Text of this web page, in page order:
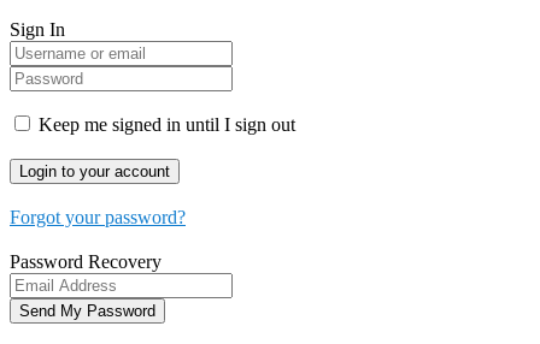
Sign In
Keep me signed in until I sign out
Forgot your password?
Password Recovery